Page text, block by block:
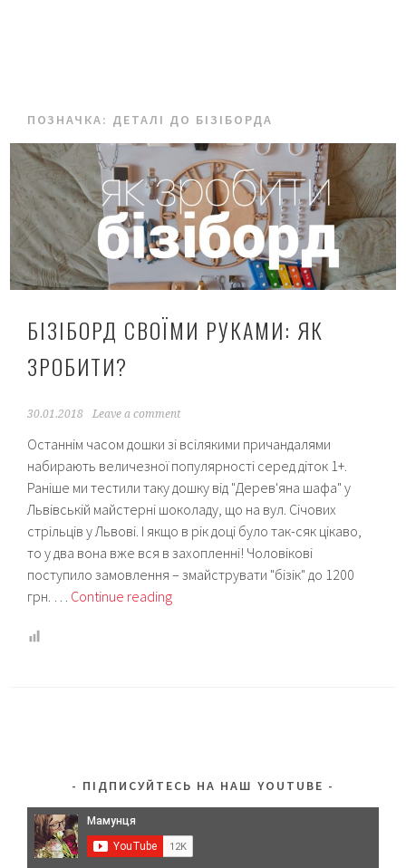
ПОЗНАЧКА: ДЕТАЛІ ДО БІЗІБОРДА
БІЗІБОРД СВОЇМИ РУКАМИ: ЯК
ЗРОБИТИ?
30.01.2018 Leave a comment
Останнім часом дошки зі всілякими причандалями
набирають величезної популярності серед діток 1+.
Раніше ми тестили таку дошку від "Дерев'яна шафа" у
Львівській майстерні шоколаду, що на вул. Січових
стрільців у Львові. І якщо в рік доці було так-сяк цікаво,
то у два вона вже вся в захопленні! Чоловікові
поступило замовлення – змайструвати "бізік" до 1200
грн. … Continue readingБізіборд
ПІДПИСУЙТЕСЬ НА НАШ YOUTUBE